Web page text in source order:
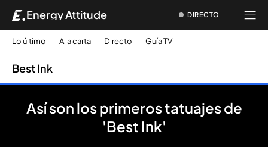
Energy Attitude DIRECTO
Lo último A la carta Directo Guía TV
Best Ink
Así son los primeros tatuajes de
'Best Ink'